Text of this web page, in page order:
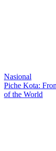
Nasional
Piche Kota:
of the World